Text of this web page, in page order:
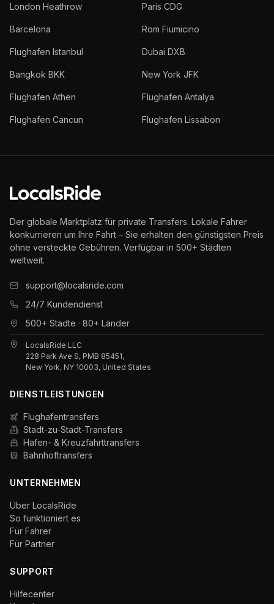
London Heathrow Paris CDG
Barcelona Rom Fiumicino
Flughafen Istanbul Dubai DXB
Bangkok BKK New York JFK
Flughafen Athen Flughafen Antalya
Flughafen Cancun Flughafen Lissabon
Der globale Marktplatz für private Transfers. Lokale Fahrer
konkurrieren um Ihre Fahrt – Sie erhalten den günstigsten Preis
ohne versteckte Gebühren. Verfügbar in 500+ Städten
weltweit.
support@localsride.com
24/7 Kundendienst
500+ Städte · 80+ Länder
LocalsRide LLC
228 Park Ave S, PMB 85451,
New York, NY 10003, United States
DIENSTLEISTUNGEN
Flughafentransfers
Stadt-zu-Stadt-Transfers
Hafen- & Kreuzfahrttransfers
Bahnhoftransfers
UNTERNEHMEN
Über LocalsRide
So funktioniert es
Für Fahrer
Für Partner
SUPPORT
Hilfecenter